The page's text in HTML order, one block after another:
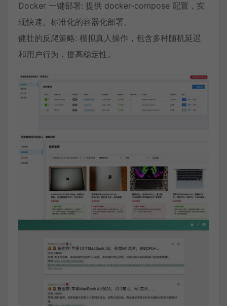
Docker 一键部署: 提供 docker-compose 配置，实
现快速、标准化的容器化部署。
健壮的反爬策略: 模拟真人操作，包含多种随机延迟
和用户行为，提高稳定性。